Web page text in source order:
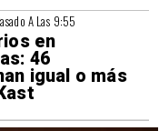
A Las 9:55
en
46
igual o más